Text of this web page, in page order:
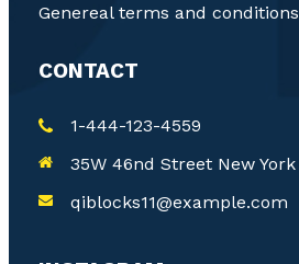
Genereal terms and conditions
CONTACT
1-444-123-4559
35W 46nd Street New York
qiblocks11@example.com